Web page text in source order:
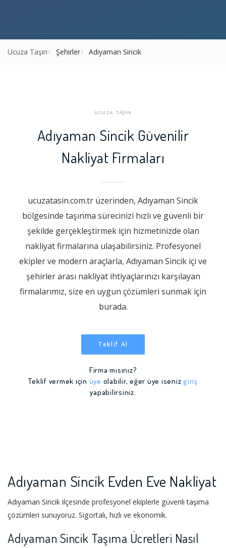
Ucuza Taşın Şehirler Adıyaman Sincik
UCUZA TAŞIN
Adıyaman Sincik Güvenilir
Nakliyat Firmaları
ucuzatasin.com.tr üzerinden, Adıyaman Sincik
bölgesinde taşınma sürecinizi hızlı ve güvenli bir
şekilde gerçekleştirmek için hizmetinizde olan
nakliyat firmalarına ulaşabilirsiniz. Profesyonel
ekipler ve modern araçlarla, Adıyaman Sincik içi ve
şehirler arası nakliyat ihtiyaçlarınızı karşılayan
firmalarımız, size en uygun çözümleri sunmak için
burada.
Teklif Al
Firma mısınız?
Teklif vermek için üye olabilir, eğer üye iseniz giriş
yapabilirsiniz.
Adıyaman Sincik Evden Eve Nakliyat
Adıyaman Sincik ilçesinde profesyonel ekiplerle güvenli taşıma
çözümleri sunuyoruz. Sigortalı, hızlı ve ekonomik.
Adıyaman Sincik Taşıma Ücretleri Nasıl